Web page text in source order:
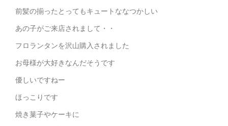
前髪の揃ったとってもキュートななつかしい
あの子がご来店されまして・・
フロランタンを沢山購入されました
お母様が大好きなんだそうです
優しいですねー
ほっこりです
焼き菓子やケーキに